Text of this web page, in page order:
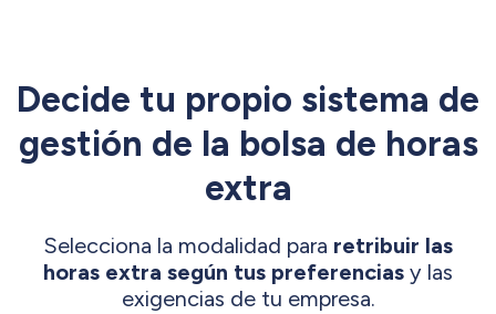
Decide tu propio sistema de
gestión de la bolsa de horas
extra
Selecciona la modalidad para retribuir las
horas extra según tus preferencias y las
exigencias de tu empresa.